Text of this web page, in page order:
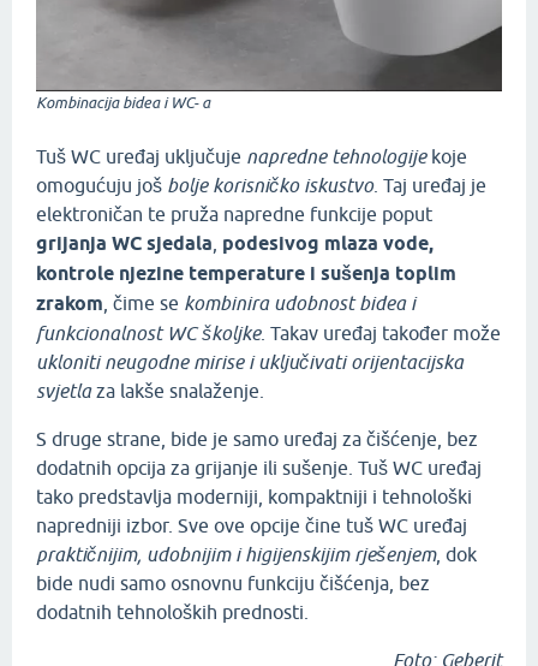
Kombinacija bidea i WC- a
Tuš WC uređaj uključuje napredne tehnologijekoje
omogućuju još bolje korisničko iskustvo. Taj uređaj je
elektroničan te pruža napredne funkcije poput
grijanja WC sjedala podesivog mlaza vode,
kontrole njezine temperature i sušenja toplim
zrakom , čime se kombinira udobnost bidea i
funkcionalnost WC školjke. Takav uređaj također može
ukloniti neugodne mirise i uključivati orijentacijska
svjetlaza lakše snalaženje.
S druge strane, bide je samo uređaj za čišćenje, bez
dodatnih opcija za grijanje ili sušenje. Tuš WC uređaj
tako predstavlja moderniji, kompaktniji i tehnološki
napredniji izbor. Sve ove opcije čine tuš WC uređaj
praktičnijim, udobnijim i higijenskijim rješenjem, dok
bide nudi samo osnovnu funkciju čišćenja, bez
dodatnih tehnoloških prednosti.
Foto: Geberit